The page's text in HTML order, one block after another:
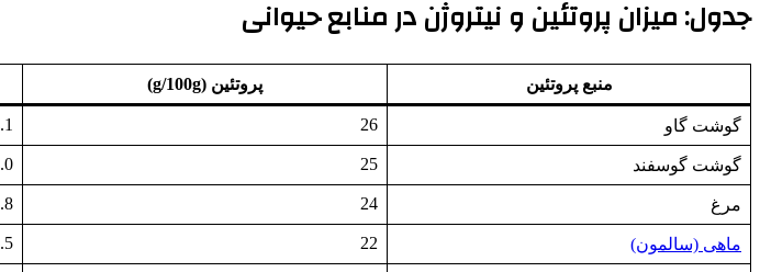
جدول: میزان پروتئین و نیتروژن در منابع حیوانی
منبع پروتئین پروتئین (g/100g)
گوشت گاو 26
گوشت گوسفند 25
مرغ 24
ماهی (سالمون) 22